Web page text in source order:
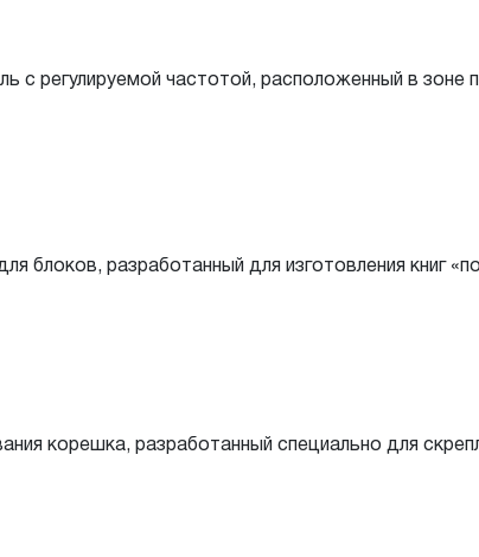
с регулируемой частотой, расположенный в зоне
блоков, разработанный для изготовления книг
корешка, разработанный специально для